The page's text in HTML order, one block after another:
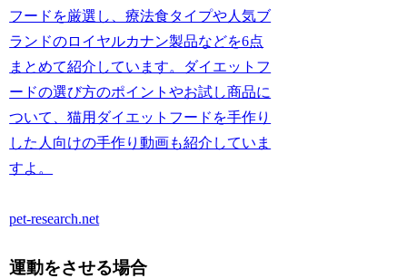
フードを厳選し、療法食タイプや人気ブ
ランドのロイヤルカナン製品などを6点
まとめて紹介しています。ダイエットフ
ードの選び方のポイントやお試し商品に
ついて、猫用ダイエットフードを手作り
した人向けの手作り動画も紹介していま
すよ。
pet-research.net
運動をさせる場合